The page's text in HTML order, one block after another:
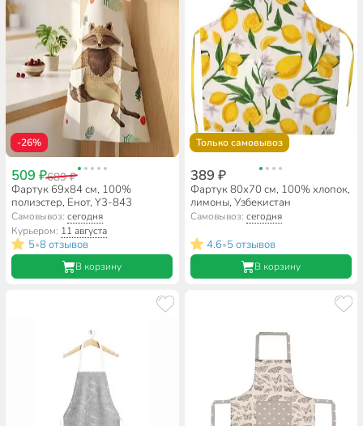
-26%
509 ₽689 ₽
Фартук 69х84 см, 100%
полиэстер, Енот, Y3-843
Самовывоз:сегодня
Курьером: 11 августа
5•8 отзывов
В корзину
Только самовывоз
389 ₽
Фартук 80х70 см, 100% хлопок,
лимоны, Узбекистан
Самовывоз: сегодня
4.6•5 отзывов
В корзину